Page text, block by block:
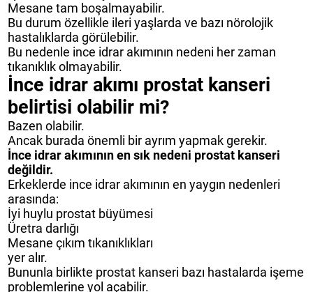
Mesane tam boşalmayabilir.
Bu durum özellikle ileri yaşlarda ve bazı nörolojik
hastalıklarda görülebilir.
Bu nedenle ince idrar akımının nedeni her zaman
tıkanıklık olmayabilir.
İnce idrar akımı prostat kanseri
belirtisi olabilir mi?
Bazen olabilir.
Ancak burada önemli bir ayrım yapmak gerekir.
İnce idrar akımının en sık nedeni prostat kanseri
değildir.
Erkeklerde ince idrar akımının en yaygın nedenleri
arasında:
İyi huylu prostat büyümesi
Üretra darlığı
Mesane çıkım tıkanıklıkları
yer alır.
Bununla birlikte prostat kanseri bazı hastalarda işeme
problemlerine yol açabilir.